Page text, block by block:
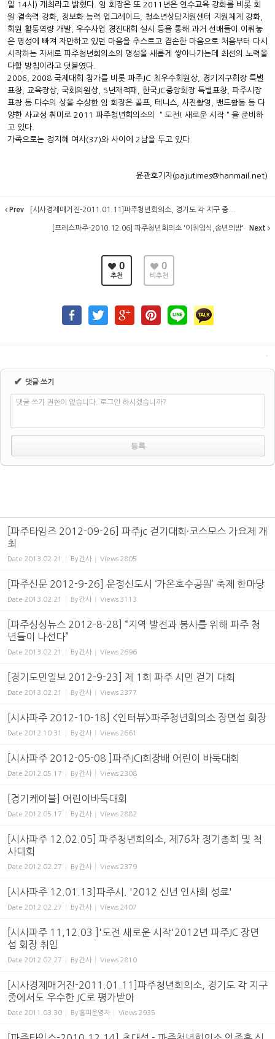
일 14시) 개최라고 밝혔다. 임 회장은 또 2011년은 연수교육 강화를 비롯 회
원 결속력 강화, 정보화 능력 업그레이드, 청소년상담지원센터 지원체계 강화,
회원 활동역량 개발, 우수사업 경진대회 실시 등을 통해 과거 선배들이 이뤄놓
은 명성에 빠져 자만하고 있던 마음을 추스르고 겸손한 마음으로 처음부터 다시
시작하는 자세로 파주청년회의소의 명성을 새롭게 쌓아나가는데 최선의 노력을
다할 방침이라고 덧붙였다.
2006, 2008 국제대회 참가를 비롯 파주JC 최우수회원상, 경기지구회장 특별
표창, 교육장상, 국회의원상, 5년재적패, 한국JC중앙회장 특별표창, 파주시장
표창 등 다수의 상을 수상한 임 회장은 골프, 테니스, 사진촬영, 밴드활동 등 다
양한 사교성 취미로 2011 파주청년회의소의 ＂도전! 새로운 시작＂을 준비하
고 있다.
가족으로는 정지혜 여사(37)와 사이에 2남을 두고 있다.
윤관호기자(pajutimes@hanmail.net)
Prev [시사경제매거진-2011.01.11]파주청년회의소, 경기도 각 지구 중...
[프레스파주-2010.12.06] 파주청년회의소 '이취임식,송년의밤' Next
0
추천
0
비추천
✔ 댓글 쓰기
댓글 쓰기 권한이 없습니다. 로그인 하시겠습니까?
[파주타임즈 2012-09-26] 파주jc 걷기대회·코스모스 가요제 개
최
Date 2013.02.21 By간사 Views 2805
[파주신문 2012-9-26] 운정신도시 ‘가온호수공원’ 축제 한마당
Date 2013.02.21 By간사 Views 3113
[파주싱싱뉴스 2012-8-28] “지역 발전과 봉사를 위해 파주 청
년들이 나선다”
Date 2013.02.21 By간사 Views 2696
[경기도민일보 2012-9-23] 제 1회 파주 시민 걷기 대회
Date 2013.02.21 By간사 Views 2377
[시사파주 2012-10-18] <인터뷰>파주청년회의소 장면섭 회장
Date 2012.10.31 By간사 Views 2661
[시사파주 2012-05-08 ]파주JCI회장배 어린이 바둑대회
Date 2012.05.17 By간사 Views 2308
[경기케이블] 어린이바둑대회
Date 2012.05.17 By간사 Views 2882
[시사파주 12.02.05] 파주청년회의소, 제76차 정기총회 및 척
사대회
Date 2012.02.27 By간사 Views 2379
[시사파주 12.01.13]파주시. '2012 신년 인사회 성료'
Date 2012.02.27 By간사 Views 2407
[시사파주 11,12.03 ]'도전 새로운 시작'2012년 파주JC 장면
섭 회장 취임
Date 2012.02.27 By간사 Views 2810
[시사경제매거진-2011.01.11]파주청년회의소, 경기도 각 지구
중에서도 우수한 JC로 평가받아
Date 2011.03.30 By 홈피운영자 Views 2935